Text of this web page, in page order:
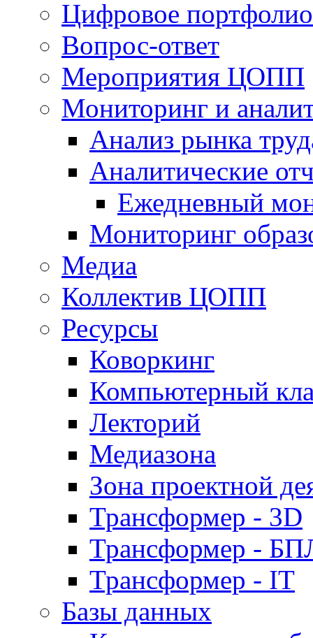
Цифровое портфолио
Вопрос-ответ
Мероприятия ЦОПП
Мониторинг и
Анализ рынка
Аналитические
Ежедневный
Мониторинг
Медиа
Коллектив ЦОПП
Ресурсы
Коворкинг
Компьютерный
Лекторий
Медиазона
Зона проектной
Трансформер - 3D
Трансформер -
Трансформер - IT
Базы данных